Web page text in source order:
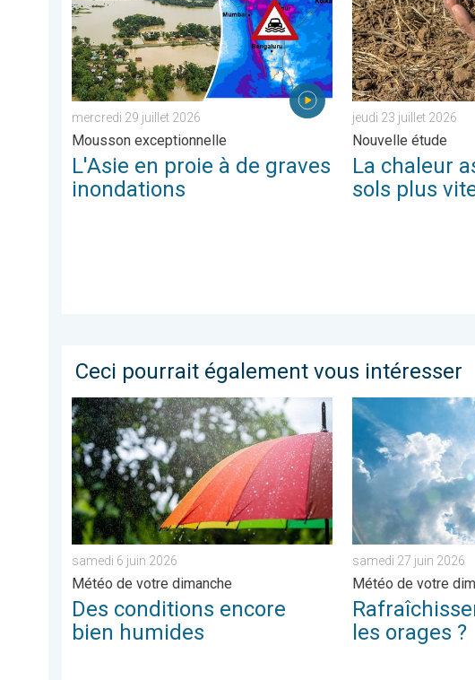
mercredi 29 juillet 2026
Mousson exceptionnelle
L'Asie en proie à de graves
inondations
jeudi 23 juillet 2026
Nouvelle étude
La chaleur
sols plus
Ceci pourrait également vous intéresser
Des conditions encore bien humides. Météo de votre
samedi 6 juin 2026
Météo de votre dimanche
Des conditions encore
bien humides
Rafraîchissement
samedi 27 juin 2026
Météo de votre
les orages ?